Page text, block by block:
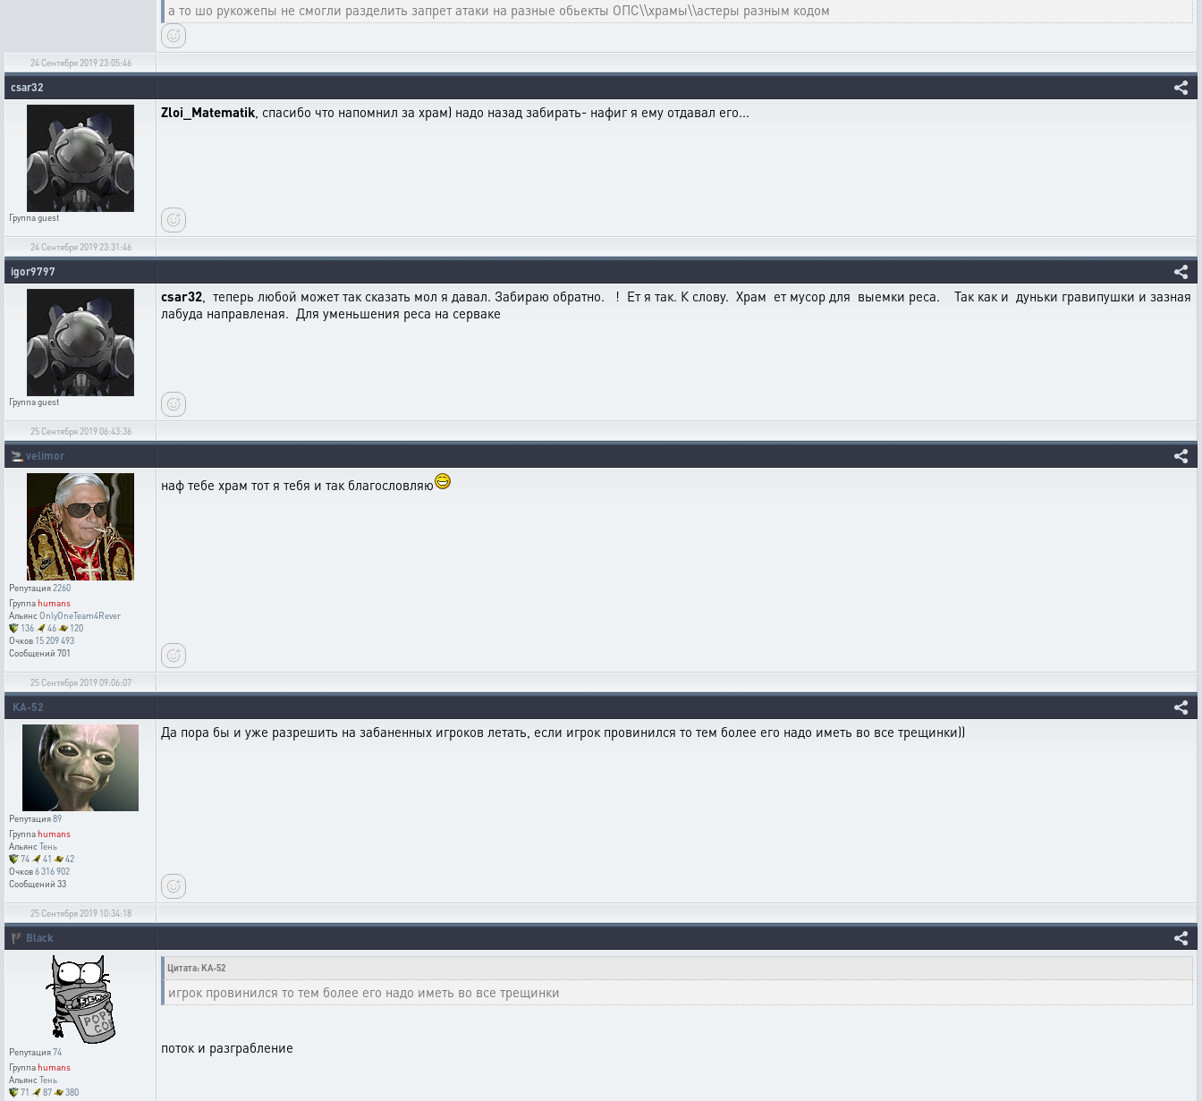
а то шо рукожепы не смогли разделить запрет атаки на разные обьекты ОПС\\храмы\\астеры разным кодом
24 Сентября 2019 23:05:46
csar32
Группаguest
Zloi_Matematik, спасибо что напомнил за храм) надо назад забирать- нафиг я ему отдавал его...
24 Сентября 2019 23:31:46
igor9797
Группаguest
csar32, теперь любой может так сказать мол я давал. Забираю обратно. ! Ет я так. К слову. Храм ет мусор для выемки реса. Так как и дуньки гравипушки и зазная
лабуда направленая. Для уменьшения реса на серваке
25 Сентября 2019 06:43:36
🚬 velimor
Репутация2260
Группаhumans
АльянсOnlyOneTeam4Rever
136
46
120
Очков 15 209 493
Сообщений 701
наф тебе храм тот я тебя и так благословляю
25 Сентября 2019 09:06:07
KA-52
Репутация89
Группаhumans
АльянсТень
74
41
42
Очков6 316 902
Сообщений 33
Да пора бы и уже разрешить на забаненных игроков летать, если игрок провинился то тем более его надо иметь во все трещинки))
25 Сентября 2019 10:34:18
🏴 Black
Репутация74
Группаhumans
АльянсТень
71
87
380
Цитата: KA-52
игрок провинился то тем более его надо иметь во все трещинки
поток и разграбление